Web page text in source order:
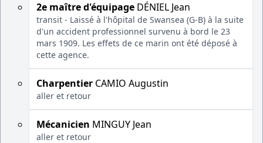
2e maître d'équipage DÉNIEL Jean
transit - Laissé à l'hôpital de Swansea (G-B) à la suite
d'un accident professionnel survenu à bord le 23
mars 1909. Les effets de ce marin ont été déposé à
cette agence.
Charpentier CAMIO Augustin
aller et retour
Mécanicien MINGUY Jean
aller et retour